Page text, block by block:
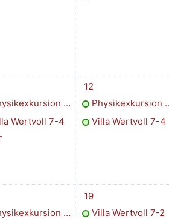
Mittwoch, 11. Februar
Jahrgang 7-2
Wertvoll 7-4
2 Termine,
12
Physikexkursion Jahrgang 7-3
Villa Wertvoll 7-4
Mittwoch, 18. Februar
Jahrgang 7-5
1 Termin,
19
Villa Wertvoll 7-2